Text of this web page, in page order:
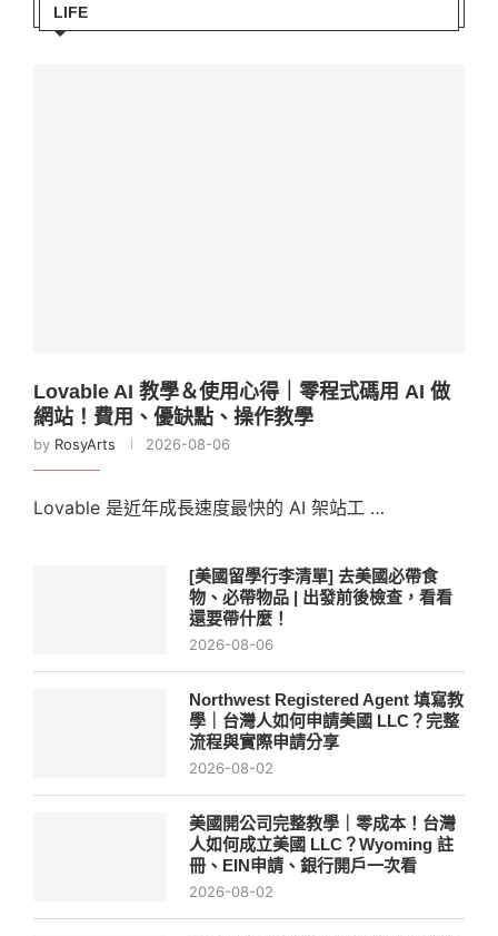
LIFE
Lovable AI 教學＆使用心得｜零程式碼用 AI 做
網站！費用、優缺點、操作教學
by RosyArts 2026-08-06
Lovable 是近年成長速度最快的 AI 架站工 …
[美國留學行李清單] 去美國必帶食
物、必帶物品 | 出發前後檢查，看看
還要帶什麼！
2026-08-06
Northwest Registered Agent 填寫教
學｜台灣人如何申請美國 LLC？完整
流程與實際申請分享
2026-08-02
美國開公司完整教學｜零成本！台灣
人如何成立美國 LLC？Wyoming 註
冊、EIN申請、銀行開戶一次看
2026-08-02